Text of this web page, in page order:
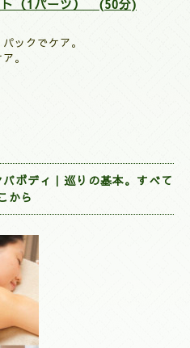
（1パーツ） (50分)
ックでケア。
。
ボディ｜巡りの基本。すべて
から